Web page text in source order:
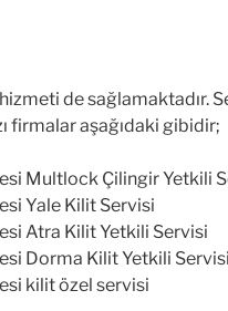
de sağlamaktadır.
firmalar aşağıdaki gibidir;
Multlock Çilingir Yetkili
Yale Kilit Servisi
Atra Kilit Yetkili Servisi
Dorma Kilit Yetkili Servisi
kilit özel servisi